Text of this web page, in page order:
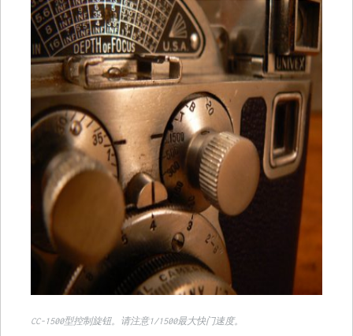
CC-1500型控制旋钮。请注意1/1500最大快门速度。